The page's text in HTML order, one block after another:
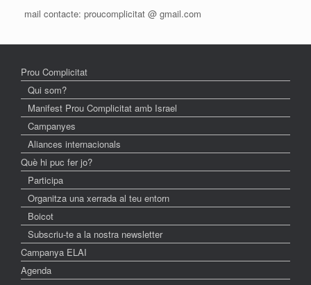
mail contacte: proucomplicitat @ gmail.com
Prou Complicitat
Qui som?
Manifest Prou Complicitat amb Israel
Campanyes
Aliances internacionals
Què hi puc fer jo?
Participa
Organitza una xerrada al teu entorn
Boicot
Subscriu-te a la nostra newsletter
Campanya ELAI
Agenda